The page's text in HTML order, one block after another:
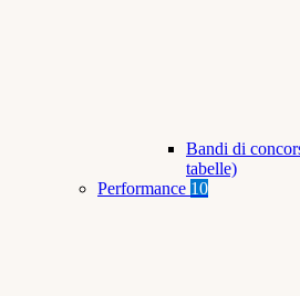
Bandi di
tabelle)
Performance 10